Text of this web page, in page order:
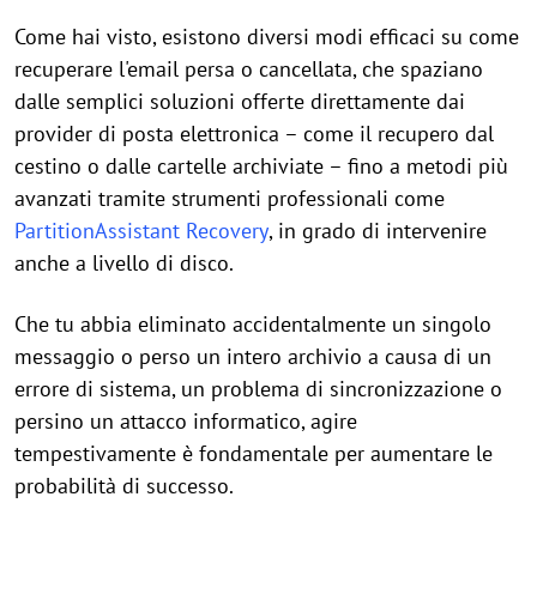
Come hai visto, esistono diversi modi efficaci su come
recuperare l'email persa o cancellata, che spaziano
dalle semplici soluzioni offerte direttamente dai
provider di posta elettronica – come il recupero dal
cestino o dalle cartelle archiviate – fino a metodi più
avanzati tramite strumenti professionali come
PartitionAssistant Recovery, in grado di intervenire
anche a livello di disco.
Che tu abbia eliminato accidentalmente un singolo
messaggio o perso un intero archivio a causa di un
errore di sistema, un problema di sincronizzazione o
persino un attacco informatico, agire
tempestivamente è fondamentale per aumentare le
probabilità di successo.